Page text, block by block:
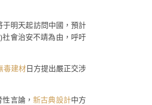
明天起訪問中國，預計
會治安不靖為由，呼吁
毒建材日方提出嚴正交涉
性言論，新古典設計中方